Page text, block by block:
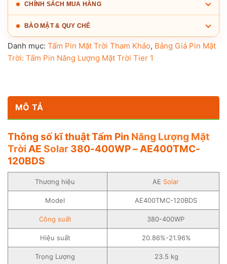
CHÍNH SÁCH MUA HÀNG
BẢO MẬT & QUY CHẾ
Danh mục: Tấm Pin Mặt Trời Tham Khảo, Bảng Giá Pin Mặt
Trời: Tấm Pin Năng Lượng Mặt Trời Tier 1
MÔ TẢ
Thông số kĩ thuật Tấm Pin Năng Lượng Mặt
Trời AE Solar 380-400WP – AE400TMC-
120BDS
Thương hiệu AE Solar
Model AE400TMC-120BDS
Công suất 380-400WP
Hiệu suất 20.86%-21.96%
Trọng Lượng 23.5 kg